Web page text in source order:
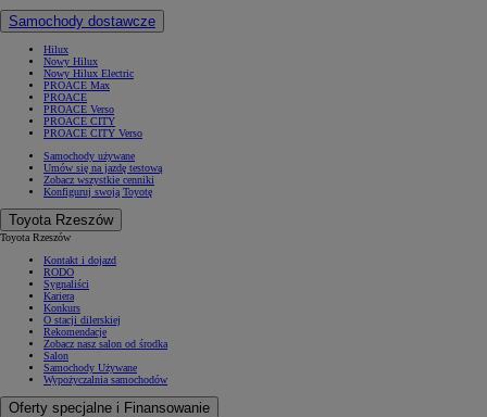
Samochody dostawcze
Hilux
Nowy Hilux
Nowy Hilux Electric
PROACE Max
PROACE
PROACE Verso
PROACE CITY
PROACE CITY Verso
Samochody używane
Umów się na jazdę testową
Zobacz wszystkie cenniki
Konfiguruj swoją Toyotę
Toyota Rzeszów
Toyota Rzeszów
Kontakt i dojazd
RODO
Sygnaliści
Kariera
Konkurs
O stacji dilerskiej
Rekomendacje
Zobacz nasz salon od środka
Salon
Samochody Używane
Wypożyczalnia samochodów
Oferty specjalne i Finansowanie